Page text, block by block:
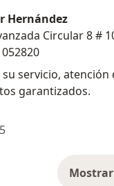
Hernández
Circular 8 #
servicio, atención
garantizados.